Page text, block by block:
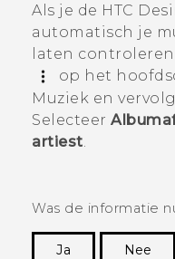
Als je de HTC
automatisch je
laten
op het
Muziek en
Selecteer
artiest.
Was de informatie
Ja
Nee